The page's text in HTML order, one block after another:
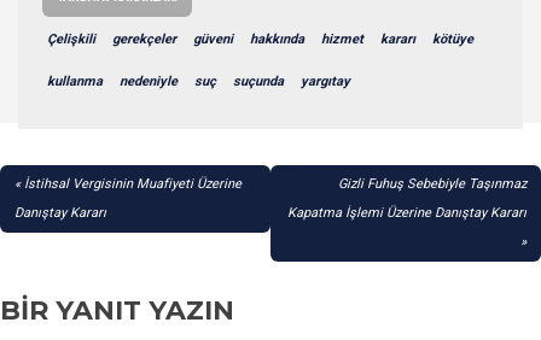
Çelişkili gerekçeler güveni hakkında hizmet kararı kötüye
kullanma nedeniyle suç suçunda yargıtay
YAZI
GEZINMESI
İstihsal Vergisinin Muafiyeti Üzerine
Danıştay Kararı
Gizli Fuhuş Sebebiyle Taşınmaz
Kapatma İşlemi Üzerine Danıştay Kararı
BIR YANIT YAZIN